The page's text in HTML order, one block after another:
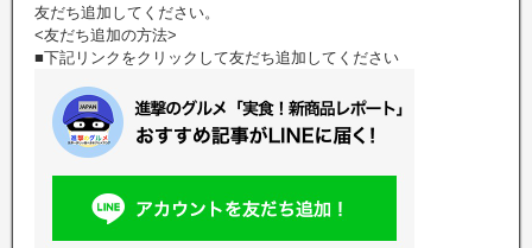
友だち追加してください。
<友だち追加の方法>
■下記リンクをクリックして友だち追加してください